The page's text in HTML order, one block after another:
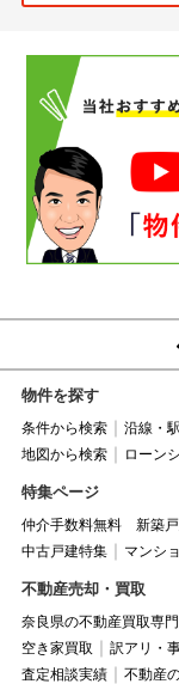
物件を探す
条件から検索 沿線・
地図から検索
ローン
特集ページ
仲介手数料無料 新築
中古戸建特集
マンシ
不動産売却・買取
奈良県の不動産買取専
空き家買取
訳アリ・
査定相談実績
不動産